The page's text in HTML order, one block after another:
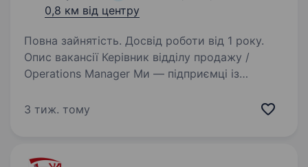
0,8 км від центру
Повна зайнятість. Досвід роботи від 1 року.
Опис вакансії Керівник відділу продажу /
Operations Manager Ми — підприємці із
напрямках: Виробництво Онлайн-продажі
3 тиж. тому